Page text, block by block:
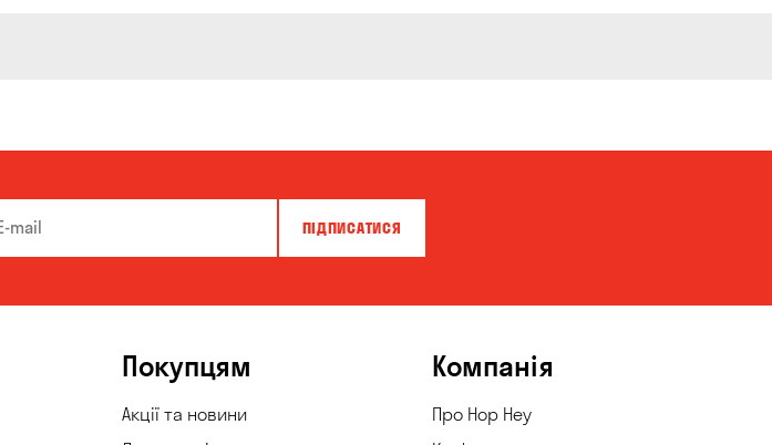
ПІДПИСАТИСЯ
Покупцям
Акції та новини
Компанія
Про Hop Hey